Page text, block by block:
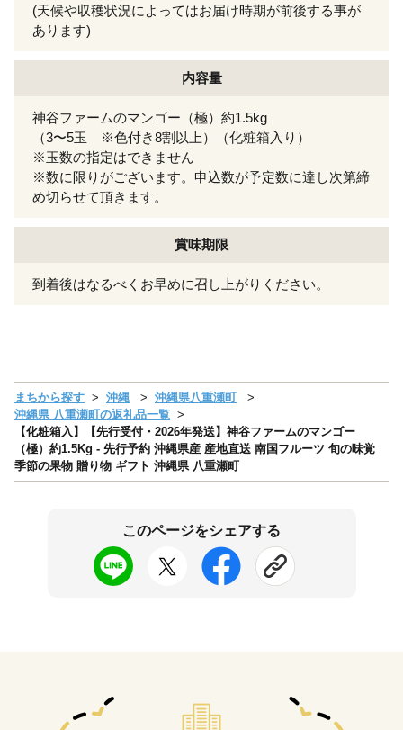
(天候や収穫状況によってはお届け時期が前後する事が
あります)
内容量
神谷ファームのマンゴー（極）約1.5kg
（3〜5玉 ※色付き8割以上）（化粧箱入り）
※玉数の指定はできません
※数に限りがございます。申込数が予定数に達し次第締
め切らせて頂きます。
賞味期限
到着後はなるべくお早めに召し上がりください。
まちから探す 沖縄
沖縄県八重瀬町
沖縄県 八重瀬町の返礼品一覧
【化粧箱入】【先行受付・2026年発送】神谷ファームのマンゴー
（極）約1.5Kg - 先行予約 沖縄県産 産地直送 南国フルーツ 旬の味覚
季節の果物 贈り物 ギフト 沖縄県 八重瀬町
このページをシェアする